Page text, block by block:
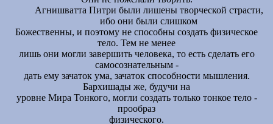
Агнишватта Питри были лишены творческой страсти,
ибо они были слишком
Божественны, и поэтому не способны создать физическое
тело. Тем не менее
лишь они могли завершить человека, то есть сделать его
самосознательным -
дать ему зачаток ума, зачаток способности мышления.
Бархишады же, будучи на
уровне Мира Тонкого, могли создать только тонкое тело -
прообраз
физического.